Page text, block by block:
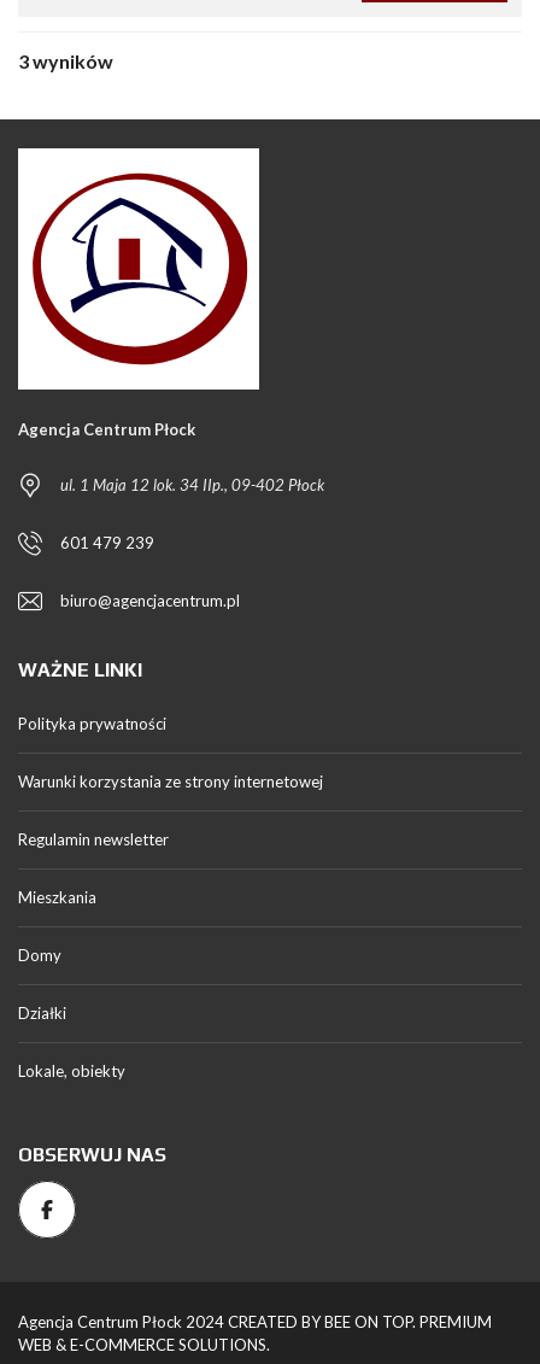
3 wyników
Agencja Centrum Płock
ul. 1 Maja 12 lok. 34 IIp., 09-402 Płock
601 479 239
biuro@agencjacentrum.pl
WAŻNE LINKI
Polityka prywatności
Warunki korzystania ze strony internetowej
Regulamin newsletter
Mieszkania
Domy
Działki
Lokale, obiekty
OBSERWUJ NAS
Agencja Centrum Płock 2024 CREATED BY BEE ON TOP. PREMIUM
WEB & E-COMMERCE SOLUTIONS.